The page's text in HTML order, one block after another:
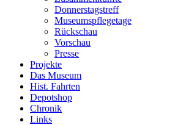
Donnerstagstreff
Museumspflegetage
Rückschau
Vorschau
Presse
Projekte
Das Museum
Hist. Fahrten
Depotshop
Chronik
Links